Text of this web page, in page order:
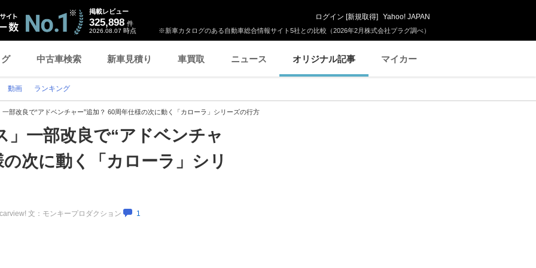
※新車カタログのある自動車総合情報サイト5社との比較（2026年2月株式会社プラグ調べ）
掲載レビュー
325,898 件
2026.08.07 時点
ログイン [新規取得] Yahoo! JAPAN
中古車検索 新車見積り 車買取 ニュース オリジナル記事 マイカー
動画 ランキング
部改良で“アドベンチャー”追加？ 60周年仕様の次に動く「カローラ」シリーズの行方
」一部改良で“アドベンチャ
次に動く「カローラ」シリ
carview! 文：モンキープロダクション 1